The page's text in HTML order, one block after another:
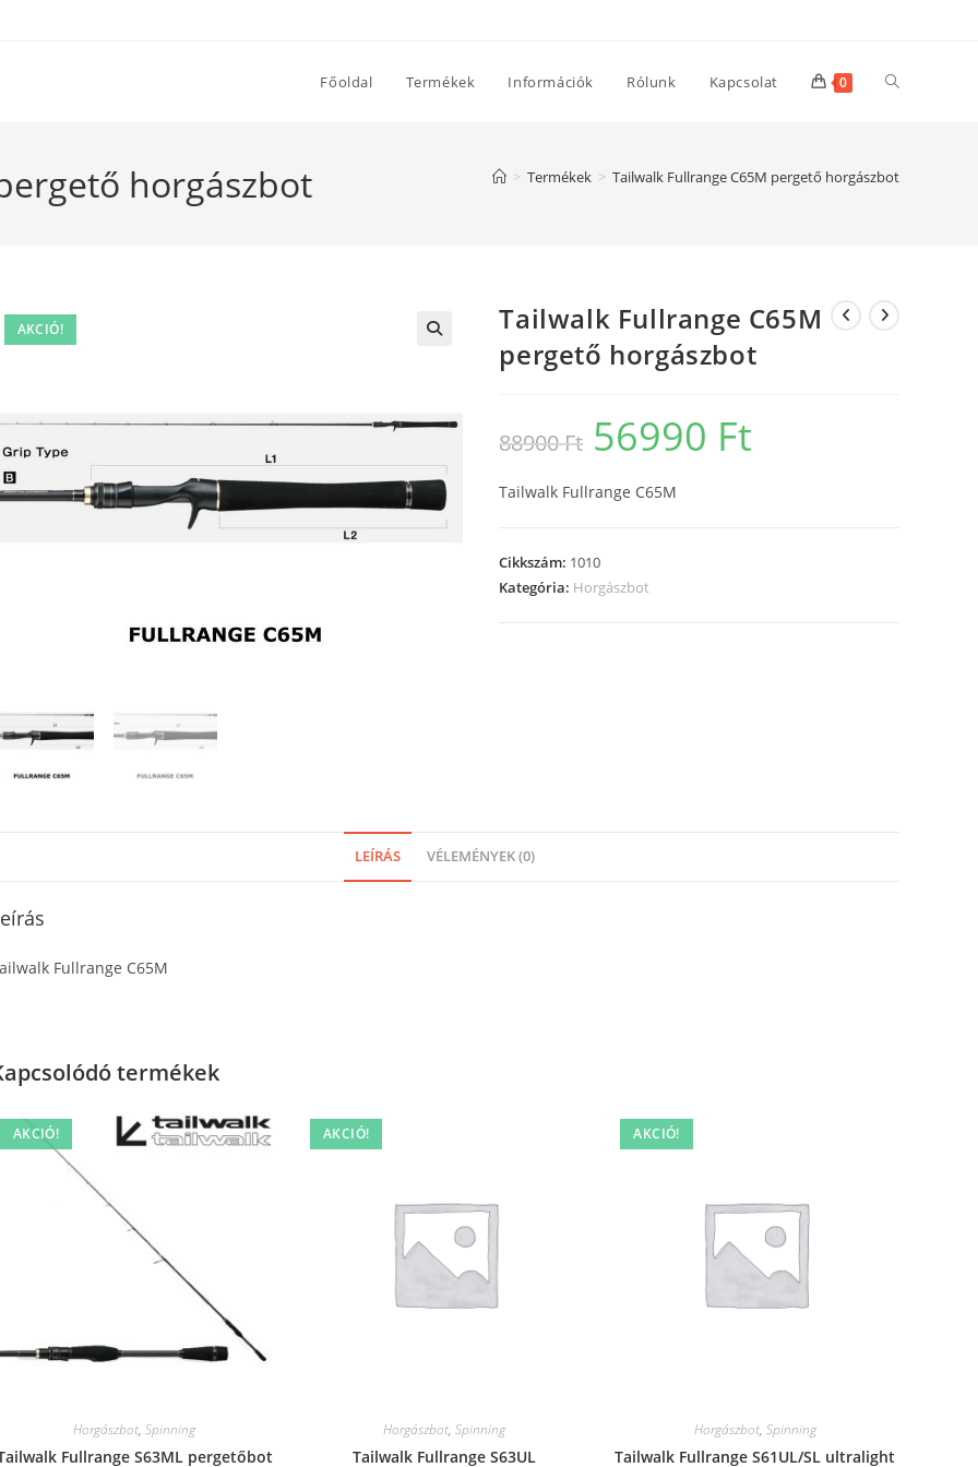
Főoldal Termékek Információk Rólunk Kapcsolat 0 Toggle
horgászbot > Termékek > Tailwalk Fullrange C65M pergető horgászbot
AKCIÓ!
Tailwalk Fullrange C65M
pergető horgászbot
88900Ft
Original
price
was:
56990 Ft
Tailwalk Fullrange C65M
Cikkszám: 1010
Kategória: Horgászbot
LEÍRÁS VÉLEMÉNYEK (0)
Fullrange C65M
termékek
AKCIÓ!
Horgászbot,Spinning
Fullrange S63ML pergetőbot
AKCIÓ!
Horgászbot,Spinning
Tailwalk Fullrange S63UL
AKCIÓ!
Horgászbot, Spinning
Tailwalk Fullrange S61UL/SL ultralight